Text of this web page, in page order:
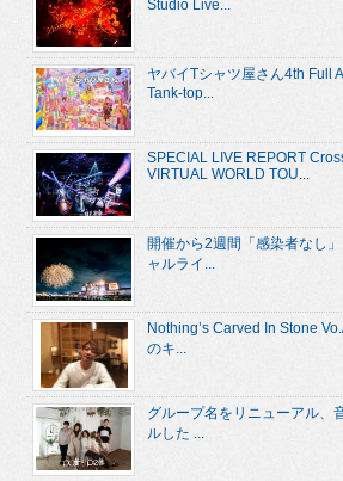
Studio Live...
ヤバイTシャツ屋さん4th Full
Tank-top...
SPECIAL LIVE REPORT
VIRTUAL WORLD TOU...
開催から2週間「感染者なし
ャルライ...
Nothing’s Carved In Stone
のキ...
グループ名をリニューアル、
ルした ...